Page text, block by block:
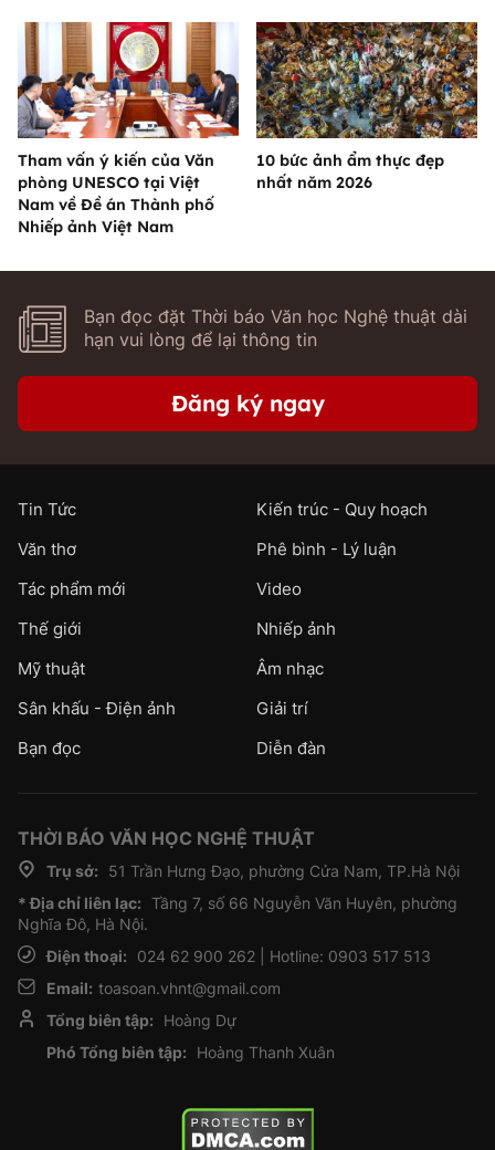
Tham vấn ý kiến của Văn
phòng UNESCO tại Việt
Nam về Đề án Thành phố
Nhiếp ảnh Việt Nam
10 bức ảnh ẩm thực đẹp
nhất năm 2026
Bạn đọc đặt Thời báo Văn học Nghệ thuật dài
hạn vui lòng để lại thông tin
Đăng ký ngay
Tin Tức
Kiến trúc - Quy hoạch
Văn thơ
Phê bình - Lý luận
Tác phẩm mới
Video
Thế giới
Nhiếp ảnh
Mỹ thuật
Âm nhạc
Sân khấu - Điện ảnh
Giải trí
Bạn đọc
Diễn đàn
THỜI BÁO VĂN HỌC NGHỆ THUẬT
Trụ sở:
51 Trần Hưng Đạo, phường Cửa Nam, TP.Hà Nội
* Địa chỉ liên lạc: Tầng 7, số 66 Nguyễn Văn Huyên, phường
Nghĩa Đô, Hà Nội.
Điện thoại:
024 62 900 262 | Hotline: 0903 517 513
Email: toasoan.vhnt@gmail.com
Tổng biên tập:
Hoàng Dự
Phó Tổng biên tập:
Hoàng Thanh Xuân